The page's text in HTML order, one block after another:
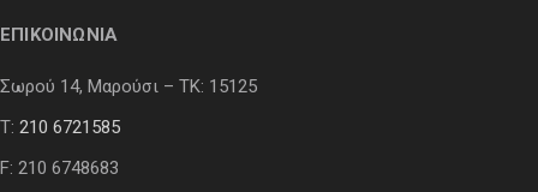
ΕΠΙΚΟΙΝΩΝΙΑ
Σωρού 14, Μαρούσι – ΤΚ: 15125
Τ: 210 6721585
F: 210 6748683